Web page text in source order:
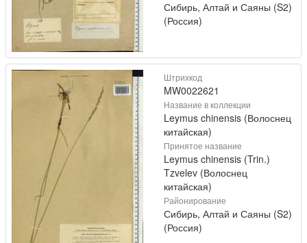
Сибирь, Алтай и Саяны (S2)
(Россия)
Штрихкод
MW0022621
Название в коллекции
Leymus chinensis (Волоснец
китайская)
Принятое название
Leymus chinensis (Trin.)
Tzvelev (Волоснец
китайская)
Районирование
Сибирь, Алтай и Саяны (S2)
(Россия)